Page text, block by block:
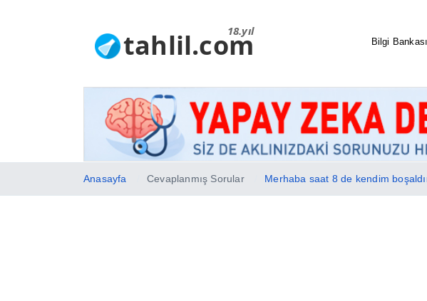
18.yıl
tahlil.com Bilgi Bankası
Anasayfa Cevaplanmış Sorular Merhaba saat 8 de kendim